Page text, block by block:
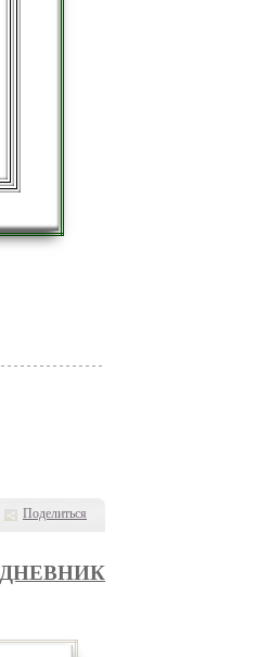
Поделиться
ДНЕВНИК